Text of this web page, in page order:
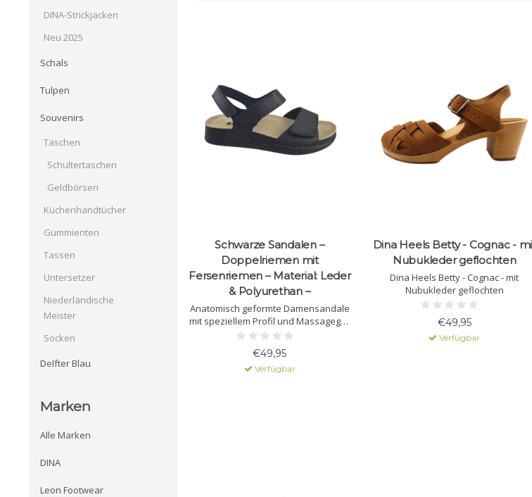
DINA-Strickjacken
Neu 2025
Schals
Tulpen
Souvenirs
Taschen
Schultertaschen
Geldbörsen
Küchenhandtücher
Gummienten
Tassen
Untersetzer
Niederländische
Meister
Socken
Delfter Blau
Marken
Alle Marken
DINA
Leon Footwear
Schwarze Sandalen –
Doppelriemen mit
Fersenriemen – Material: Leder
& Polyurethan –
Anatomisch geformte Damensandale
mit speziellem Profil und Massagegel.
Gefertigt aus Naturleder mit
€49,95
Verfügbar
Dina Heels Betty - Cognac -
Nubukleder geflochten
Dina Heels Betty - Cognac - mit
Nubukleder geflochten
€49,95
Verfügbar